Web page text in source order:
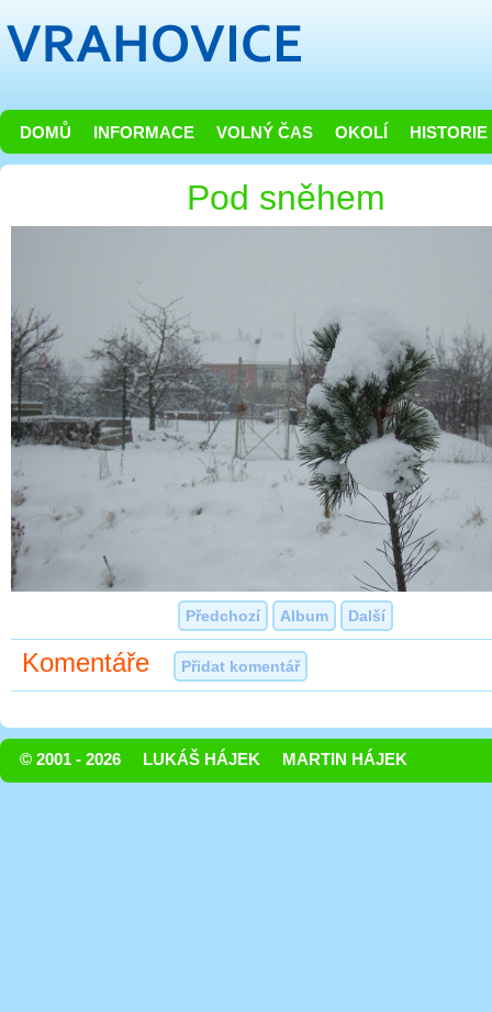
DOMŮ INFORMACE VOLNÝ ČAS OKOLÍ HISTORIE
Pod sněhem
Předchozí Album Další
Komentáře Přidat komentář
© 2001 - 2026 LUKÁŠ HÁJEK MARTIN HÁJEK